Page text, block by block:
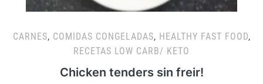
CARNES, COMIDAS CONGELADAS, HEALTHY FAST FOOD,
RECETAS LOW CARB/ KETO
Chicken tenders sin freir!